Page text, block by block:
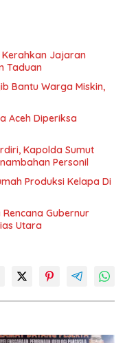
Kerahkan Jajaran
Taduan
Bantu Warga Miskin,
Aceh Diperiksa
Kapolda Sumut
Personil
Produksi Kelapa Di
Gubernur
Utara